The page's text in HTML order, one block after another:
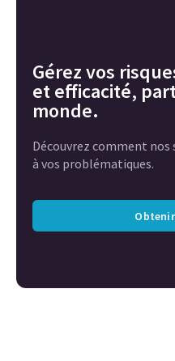
Gérez vos
et efficacité,
monde.
Découvrez comment
à vos problématiques.